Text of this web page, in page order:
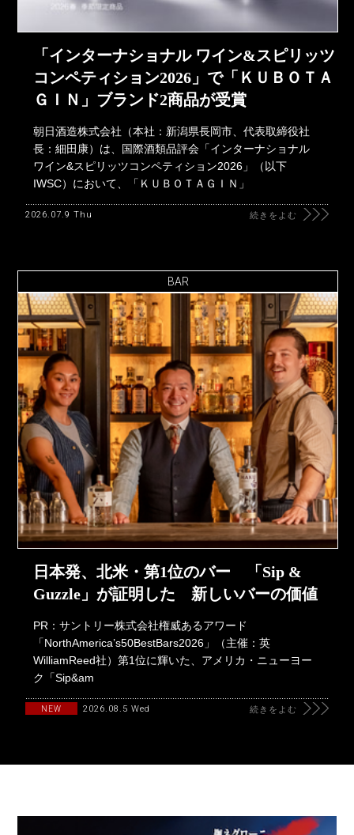
「インターナショナル ワイン&スピリッツ
コンペティション2026」で「ＫＵＢＯＴＡ
ＧＩＮ」ブランド2商品が受賞
朝日酒造株式会社（本社：新潟県長岡市、代表取締役社
長：細田康）は、国際酒類品評会「インターナショナル
ワイン&スピリッツコンペティション2026」（以下
IWSC）において、「ＫＵＢＯＴＡＧＩＮ」
2026.07.9 Thu 続きをよむ
BAR
日本発、北米・第1位のバー 「Sip &
Guzzle」が証明した 新しいバーの価値
PR：サントリー株式会社権威あるアワード
「NorthAmerica’s50BestBars2026」（主催：英
WilliamReed社）第1位に輝いた、アメリカ・ニューヨー
ク「Sip&am
NEW 2026.08.5 Wed 続きをよむ